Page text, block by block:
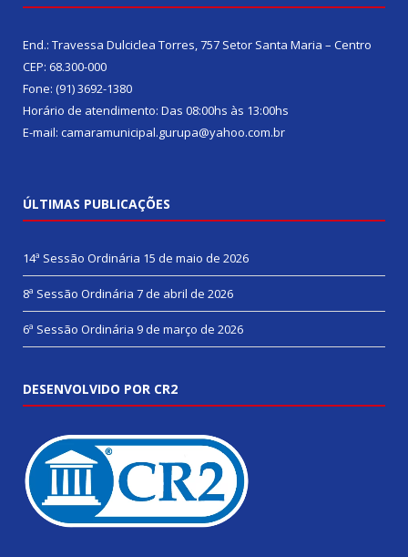
End.: Travessa Dulciclea Torres, 757 Setor Santa Maria – Centro
CEP: 68.300-000
Fone: (91) 3692-1380
Horário de atendimento: Das 08:00hs às 13:00hs
E-mail: camaramunicipal.gurupa@yahoo.com.br
ÚLTIMAS PUBLICAÇÕES
14ª Sessão Ordinária 15 de maio de 2026
8ª Sessão Ordinária 7 de abril de 2026
6ª Sessão Ordinária 9 de março de 2026
DESENVOLVIDO POR CR2